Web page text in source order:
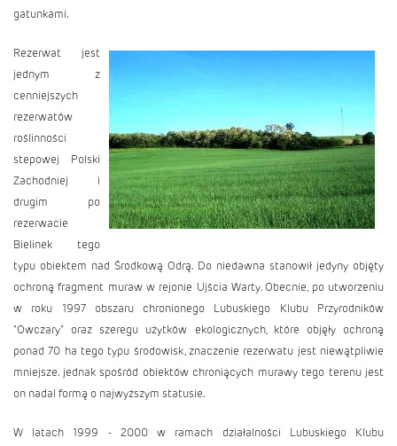
gatunkami.
Rezerwat jest
jednym z
cenniejszych
rezerwatów
roślinności
stepowej Polski
Zachodniej i
drugim po
rezerwacie
Bielinek tego
typu obiektem nad Środkową Odrą. Do niedawna stanowił jedyny objęty
ochroną fragment muraw w rejonie Ujścia Warty. Obecnie, po utworzeniu
w roku 1997 obszaru chronionego Lubuskiego Klubu Przyrodników
"Owczary" oraz szeregu użytków ekologicznych, które objęły ochroną
ponad 70 ha tego typu środowisk, znaczenie rezerwatu jest niewątpliwie
mniejsze. jednak spośród obiektów chroniących murawy tego terenu jest
on nadal formą o najwyższym statusie.
W latach 1999 - 2000 w ramach działalności Lubuskiego Klubu